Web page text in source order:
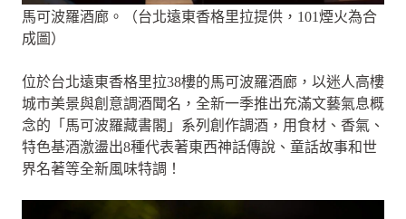
馬可波羅酒廊。（台北遠東香格里拉提供，101煙火為合
成圖）
位於台北遠東香格里拉38樓的馬可波羅酒廊，以迷人高樓
城市美景與創意調酒聞名，全新一季推出充滿文藝氣息概
念的「馬可波羅藏書閣」系列創作調酒，用食材、香氣、
特色基酒激盪出8種代表著東西神話傳說、童話故事和世
界名著等全新風味特調！